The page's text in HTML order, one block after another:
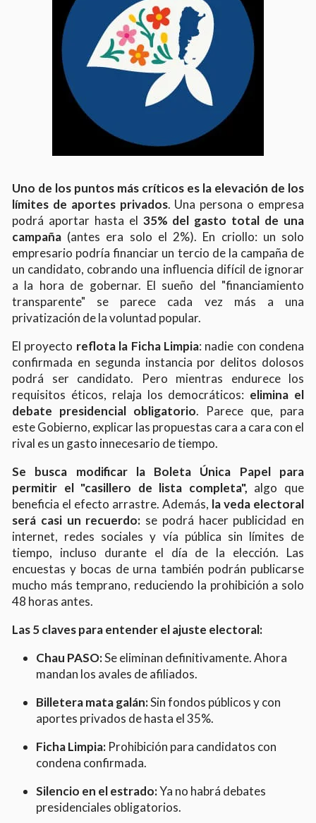
Uno de los puntos más críticos es la elevación de los
límites de aportes privados. Una persona o empresa
podrá aportar hasta el 35% del gasto total de una
campaña (antes era solo el 2%). En criollo: un solo
empresario podría financiar un tercio de la campaña de
un candidato, cobrando una influencia difícil de ignorar
a la hora de gobernar. El sueño del "financiamiento
transparente" se parece cada vez más a una
privatización de la voluntad popular.
El proyecto reflota la Ficha Limpia: nadie con condena
confirmada en segunda instancia por delitos dolosos
podrá ser candidato. Pero mientras endurece los
requisitos éticos, relaja los democráticos: elimina el
debate presidencial obligatorio. Parece que, para
este Gobierno, explicar las propuestas cara a cara con el
rival es un gasto innecesario de tiempo.
Se busca modificar la Boleta Única Papel para
permitir el "casillero de lista completa", algo que
beneficia el efecto arrastre. Además, la veda electoral
será casi un recuerdo: se podrá hacer publicidad en
internet, redes sociales y vía pública sin límites de
tiempo, incluso durante el día de la elección. Las
encuestas y bocas de urna también podrán publicarse
mucho más temprano, reduciendo la prohibición a solo
48 horas antes.
Las 5 claves para entender el ajuste electoral:
Chau PASO:Se eliminan definitivamente. Ahora
mandan los avales de afiliados.
Billetera mata galán:Sin fondos públicos y con
aportes privados de hasta el 35%.
Ficha Limpia: Prohibición para candidatos con
condena confirmada.
Silencio en el estrado:Ya no habrá debates
presidenciales obligatorios.